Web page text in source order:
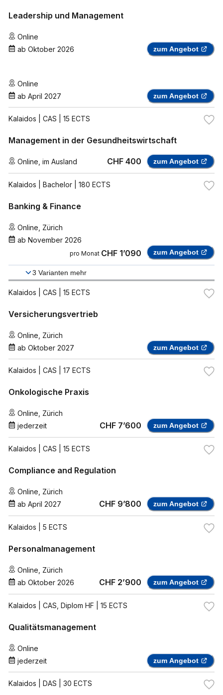
Leadership und Management
Online
ab Oktober 2026 zum Angebot
Online
ab April 2027 zum Angebot
Kalaidos | CAS | 15 ECTS
Management in der Gesundheitswirtschaft
Online im Ausland CHF 400 zum Angebot
Kalaidos | Bachelor | 180 ECTS
Banking & Finance
Online Zürich
ab November 2026
pro Monat CHF 1’090 zum Angebot
3 Varianten mehr
Kalaidos | CAS | 15 ECTS
Versicherungsvertrieb
Online Zürich
ab Oktober 2027 zum Angebot
Kalaidos | CAS | 17 ECTS
Onkologische Praxis
Online Zürich
jederzeit
CHF 7’600 zum Angebot
Kalaidos | CAS | 15 ECTS
Compliance and Regulation
Online Zürich
ab April 2027 CHF 9’800 zum Angebot
Kalaidos | 5 ECTS
Personalmanagement
Online Zürich
ab Oktober 2026 CHF 2’900 zum Angebot
Kalaidos | CAS, Diplom HF | 15 ECTS
Qualitätsmanagement
Online
jederzeit
zum Angebot
Kalaidos | DAS | 30 ECTS